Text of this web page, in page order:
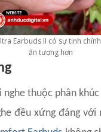
Earbuds II có sự tinh
ấn tượng hơn
nghe thuộc phân
đều xứng đáng với